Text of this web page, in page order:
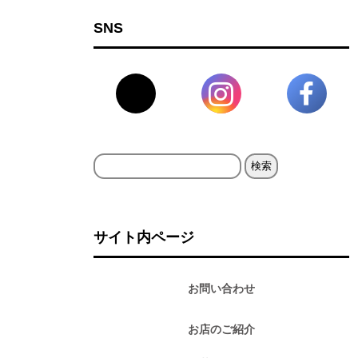
SNS
検
サイト内ページ
お問い合わせ
お店のご紹介